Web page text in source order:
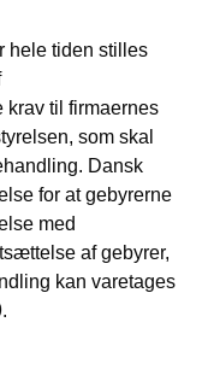
hele tiden stilles
krav til firmaernes
som skal
Dansk
for at gebyrerne
med
af gebyrer,
kan varetages